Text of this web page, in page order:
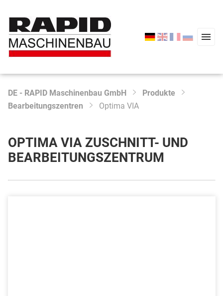
Type 2 or more characters for results.
Start
Service
DE - RAPID Maschinenbau GmbH
Produkte
Bearbeitungszentren
Optima VIA
OPTIMA VIA ZUSCHNITT- UND
BEARBEITUNGSZENTRUM